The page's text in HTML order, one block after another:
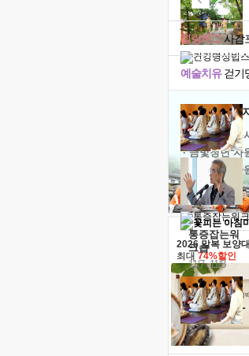
통증잡는워
크숍
11/7~11/8
예술치유걷기
힐링허그사감
'옹달샘의 꽃'
· 청년 자원봉
· 금빛청년 자
· 음식연구 자
2026 말복 보양
최대 74%할인